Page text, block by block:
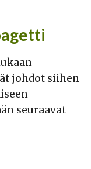
johdot siihen
seuraavat